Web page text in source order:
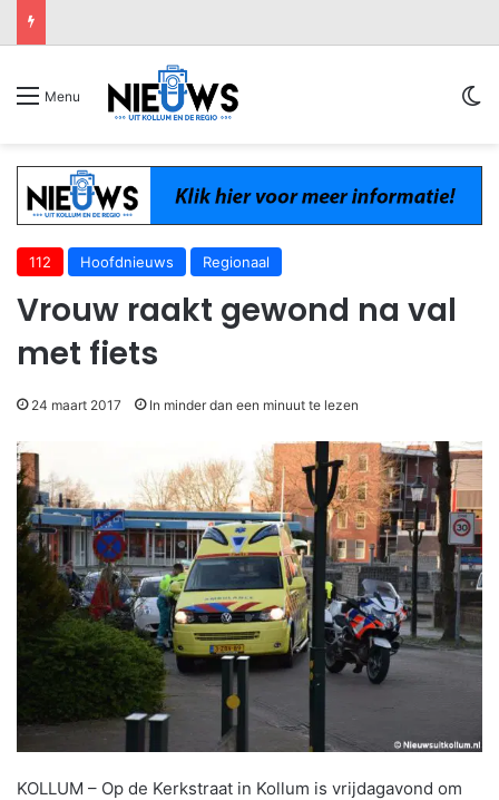
Menu
112 Hoofdnieuws Regionaal
Vrouw raakt gewond na val
met fiets
24 maart 2017 In minder dan een minuut te lezen
KOLLUM – Op de Kerkstraat in Kollum is vrijdagavond om